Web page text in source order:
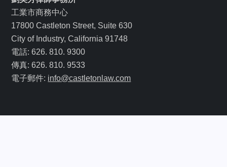
工業市商務中心
17800 Castleton Street, Suite 630
City of Industry, California 91748
電話: 626. 810. 9300
傳真: 626. 810. 9533
電子郵件: info@castletonlaw.com